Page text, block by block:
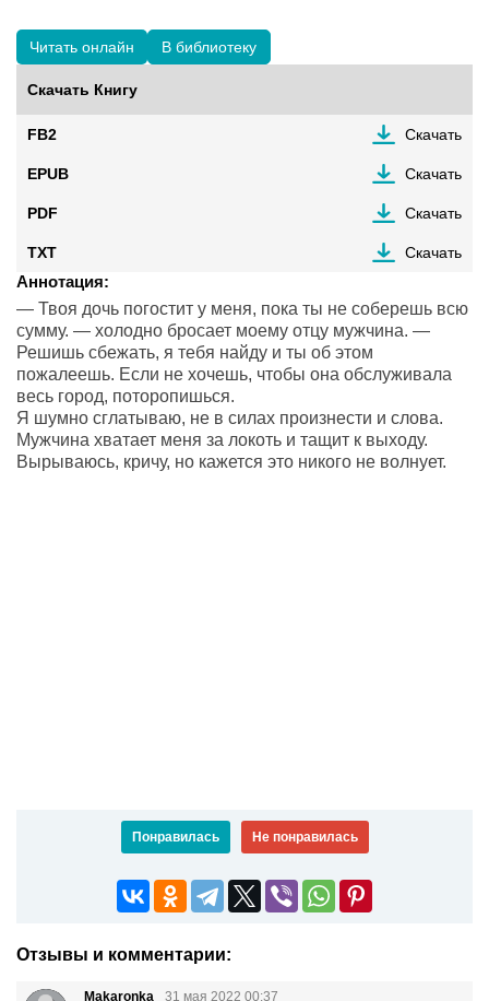
Читать онлайн В библиотеку
Скачать Книгу
FB2 Скачать
EPUB Скачать
PDF Скачать
TXT Скачать
Аннотация:
— Твоя дочь погостит у меня, пока ты не соберешь всю
сумму. — холодно бросает моему отцу мужчина. —
Решишь сбежать, я тебя найду и ты об этом
пожалеешь. Если не хочешь, чтобы она обслуживала
весь город, поторопишься.
Я шумно сглатываю, не в силах произнести и слова.
Мужчина хватает меня за локоть и тащит к выходу.
Вырываюсь, кричу, но кажется это никого не волнует.
Понравилась Не понравилась
Отзывы и комментарии:
Makaronka 31 мая 2022 00:37